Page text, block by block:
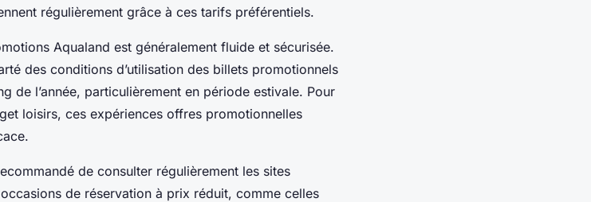
régulièrement grâce à ces tarifs préférentiels.
Aqualand est généralement fluide et sécurisée.
des conditions d’utilisation des billets promotionnels
de l’année, particulièrement en période estivale. Pour
loisirs, ces expériences offres promotionnelles
de consulter régulièrement les sites
de réservation à prix réduit, comme celles